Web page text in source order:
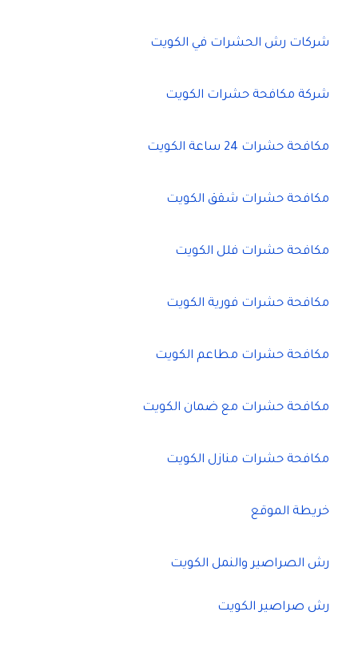
شركات رش الحشرات في الكويت
شركة مكافحة حشرات الكويت
مكافحة حشرات 24 ساعة الكويت
مكافحة حشرات شقق الكويت
مكافحة حشرات فلل الكويت
مكافحة حشرات فورية الكويت
مكافحة حشرات مطاعم الكويت
مكافحة حشرات مع ضمان الكويت
مكافحة حشرات منازل الكويت
خريطة الموقع
رش الصراصير والنمل الكويت
رش صراصير الكويت